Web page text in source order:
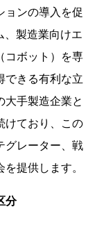
ョンの導入を促
、製造業向けエ
コボット）を専
できる有利な立
大手製造企業と
けており、この
グレーター、戦
提供します。
分